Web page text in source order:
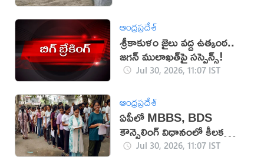
ఆంధ్రప్రదేశ్
శ్రీకాకుళం జైలు వద్ద ఉత్కంఠ..
జగన్ ములాఖత్‌పై సస్పెన్స్!
Jul 30, 2026, 11:07 IST
ఆంధ్రప్రదేశ్
ఏపీలో MBBS, BDS
కౌన్సెలింగ్‌ విధానంలో కీలక
మార్పులు!
Jul 30, 2026, 11:07 IST